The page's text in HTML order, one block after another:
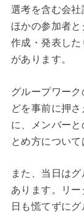
選考を含む会社
ほかの参加者
作成・発表し
があります。
グループワー
どを事前に押
に、メンバー
とめ方について
また、当日は
あります。リ
日も慌てずに